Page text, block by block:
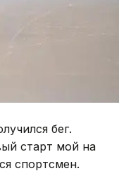
бег.
старт мой на
спортсмен.